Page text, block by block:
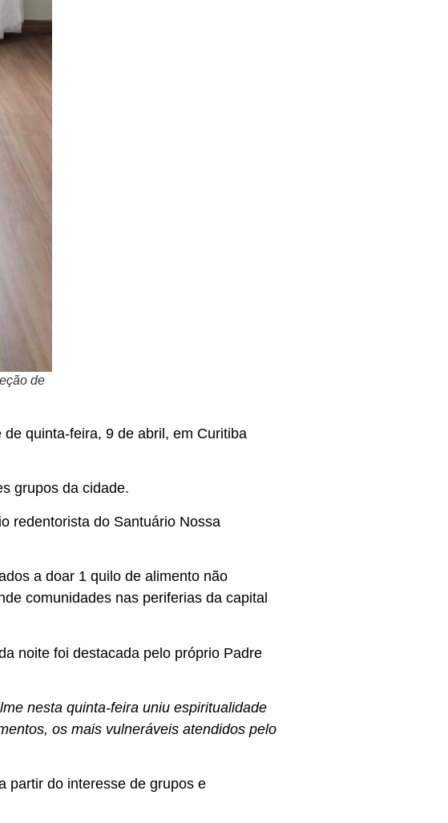
de
quinta-feira, 9 de abril, em Curitiba
grupos da cidade.
redentorista do Santuário Nossa
a doar 1 quilo de alimento não
comunidades nas periferias da capital
noite foi destacada pelo próprio Padre
nesta quinta-feira uniu espiritualidade
os mais vulneráveis atendidos pelo
partir do interesse de grupos e